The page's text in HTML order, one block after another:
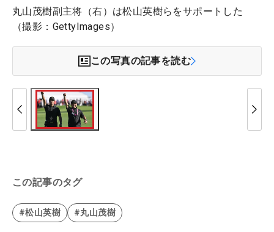
丸山茂樹副主将（右）は松山英樹らをサポートした
（撮影：GettyImages）
この写真の記事を読む
この記事のタグ
#松山英樹 #丸山茂樹